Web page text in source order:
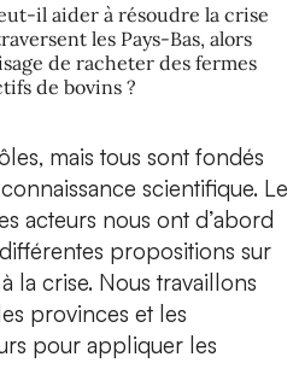
il aider à résoudre la crise
les Pays-Bas, alors
de racheter des fermes
de bovins ?
mais tous sont fondés
scientifique. Le
acteurs nous ont d’abord
propositions sur
la crise. Nous travaillons
provinces et les
pour appliquer les